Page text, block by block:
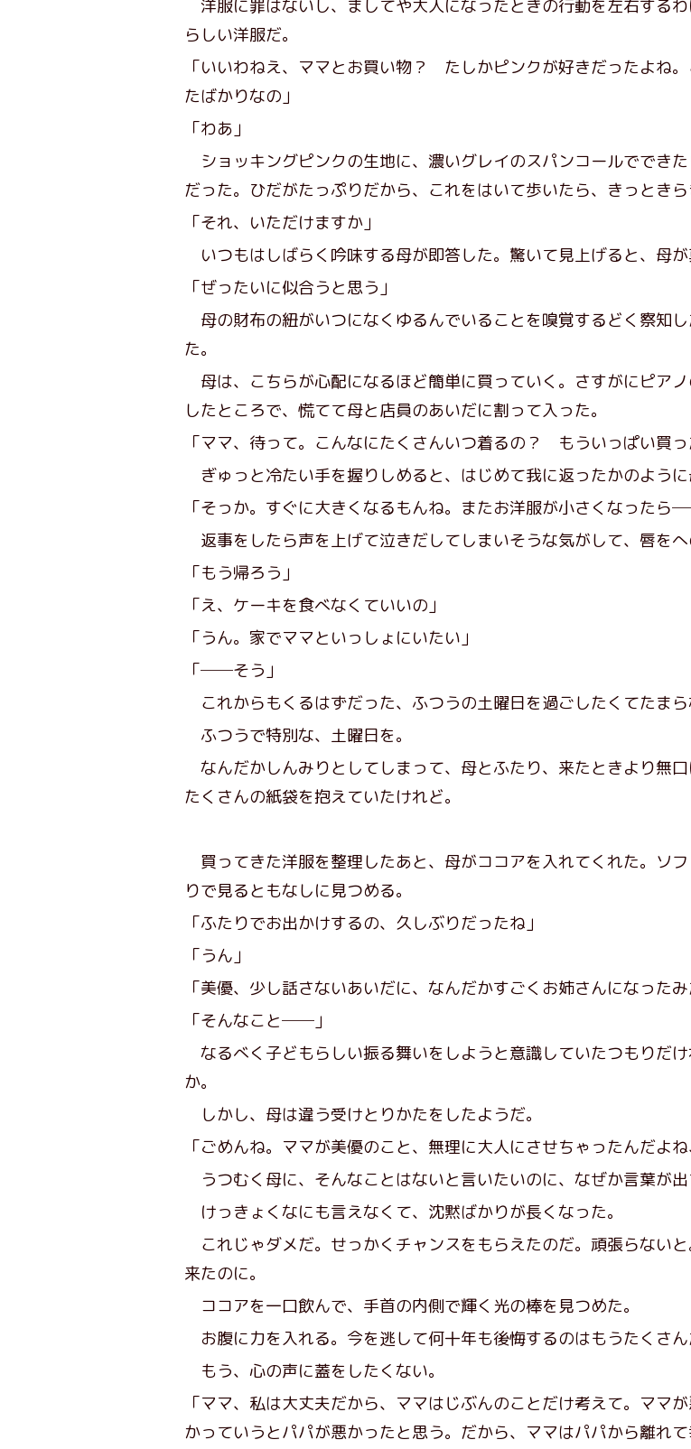
洋服に罪はないし、ましてや大人になったときの行動を左右する
らしい洋服だ。
「いいわねえ、ママとお買い物？ たしかピンクが好きだったよね
たばかりなの」
「わあ」
ショッキングピンクの生地に、濃いグレイのスパンコールででき
だった。ひだがたっぷりだから、これをはいて歩いたら、きっとき
「それ、いただけますか」
いつもはしばらく吟味する母が即答した。驚いて見上げると、母が
「ぜったいに似合うと思う」
母の財布の紐がいつになくゆるんでいることを嗅覚するどく察知
た。
母は、こちらが心配になるほど簡単に買っていく。さすがにピア
したところで、慌てて母と店員のあいだに割って入った。
「ママ、待って。こんなにたくさんいつ着るの？ もういっぱい買っ
ぎゅっと冷たい手を握りしめると、はじめて我に返ったかのように
「そっか。すぐに大きくなるもんね。またお洋服が小さくなったら
返事をしたら声を上げて泣きだしてしまいそうな気がして、唇をへ
「もう帰ろう」
「え、ケーキを食べなくていいの」
「うん。家でママといっしょにいたい」
「──そう」
これからもくるはずだった、ふつうの土曜日を過ごしたくてたまら
ふつうで特別な、土曜日を。
なんだかしんみりとしてしまって、母とふたり、来たときより無
たくさんの紙袋を抱えていたけれど。
買ってきた洋服を整理したあと、母がココアを入れてくれた。ソ
りで見るともなしに見つめる。
「ふたりでお出かけするの、久しぶりだったね」
「うん」
「美優、少し話さないあいだに、なんだかすごくお姉さんになった
「そんなこと──」
なるべく子どもらしい振る舞いをしようと意識していたつもりだ
か。
しかし、母は違う受けとりかたをしたようだ。
「ごめんね。ママが美優のこと、無理に大人にさせちゃったんだよね
うつむく母に、そんなことはないと言いたいのに、なぜか言葉が出
けっきょくなにも言えなくて、沈黙ばかりが長くなった。
これじゃダメだ。せっかくチャンスをもらえたのだ。頑張らない
来たのに。
ココアを一口飲んで、手首の内側で輝く光の棒を見つめた。
お腹に力を入れる。今を逃して何十年も後悔するのはもうたくさん
もう、心の声に蓋をしたくない。
「ママ、私は大丈夫だから、ママはじぶんのことだけ考えて。ママ
かっていうとパパが悪かったと思う。だから、ママはパパから離れ